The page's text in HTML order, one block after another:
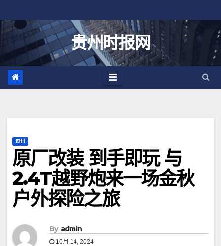
至
贵州时报网
资讯
原厂改装 到手即玩 与
2.4T越野炮来一场金秋
户外探险之旅
By admin
10月 14, 2024